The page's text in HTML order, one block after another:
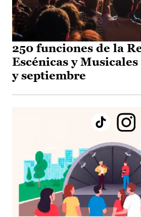
250 funciones de la
Escénicas y
y septiembre